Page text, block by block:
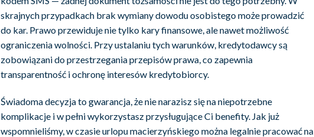
skrajnych przypadkach brak wymiany dowodu osobistego może prowadzić
do kar. Prawo przewiduje nie tylko kary finansowe, ale nawet możliwość
ograniczenia wolności. Przy ustalaniu tych warunków, kredytodawcy są
zobowiązani do przestrzegania przepisów prawa, co zapewnia
transparentność i ochronę interesów kredytobiorcy.
Świadoma decyzja to gwarancja, że nie narazisz się na niepotrzebne
komplikacje i w pełni wykorzystasz przysługujące Ci benefity. Jak już
wspomnieliśmy, w czasie urlopu macierzyńskiego można legalnie pracować na